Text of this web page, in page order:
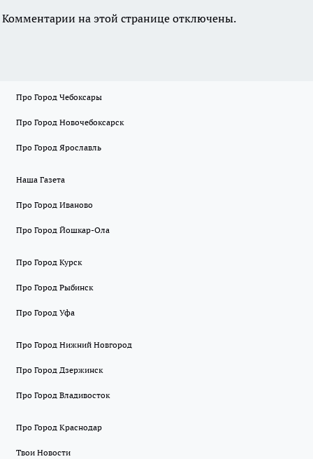
Комментарии на этой странице отключены.
Про Город Чебоксары
Про Город Новочебоксарск
Про Город Ярославль
Наша Газета
Про Город Иваново
Про Город Йошкар-Ола
Про Город Курск
Про Город Рыбинск
Про Город Уфа
Про Город Нижний Новгород
Про Город Дзержинск
Про Город Владивосток
Про Город Краснодар
Твои Новости